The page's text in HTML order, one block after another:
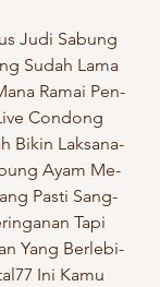
Judi Sa­bung
Su­dah Lama
Ra­mai Pen­
Con­dong
Bi­kin Lak­sa­na­
Ayam Me­
Pa­sti Sang­
Tapi
Yang Ber­le­bi­
Ini Kamu